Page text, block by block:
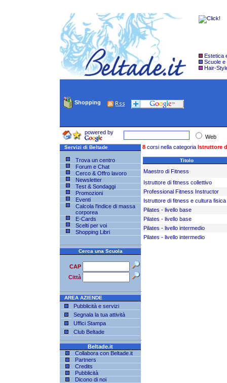
Estetica
Scuole e
Hair-
Shopping
powered by
Web
Servizi di Beltade
Trova un centro
Forum e Chat
Cerco & Offro lavoro
Newsletter
Test & Sondaggi
Promozioni
Eventi
Calcola l'indice di massa
corporea
E-Cards
Scelti per voi
Shopping Libri
Cerca una Scuola
CAP
Città
AREA AZIENDE
Pubblicità e servizi
Segnala la tua attività
Uffici Stampa
Club Beltade
Beltade.it
Collabora con Beltade.it
Partners
Credits
Pubblicità
Dicono di noi
8 corsi nella categoria Istruttore
Titolo
Maestro di Fitness
Istruttore di fitness collettivo
Professional Fitness Instructor
Istruttore di fitness e cultura fisica
Pilates - livello base
Pilates - livello base
Pilates - livello intermedio
Pilates - livello intermedio